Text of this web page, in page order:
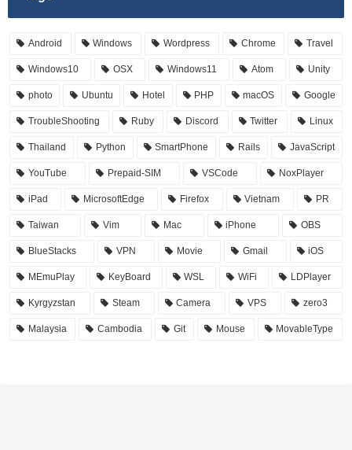
Android Windows Wordpress Chrome Travel
Windows10 OSX Windows11 Atom Unity
photo Ubuntu Hotel PHP macOS Google
TroubleShooting Ruby Discord Twitter Linux
Thailand Python SmartPhone Rails JavaScript
YouTube Prepaid-SIM VSCode NoxPlayer
iPad MicrosoftEdge Firefox Vietnam PR
Taiwan Vim Mac iPhone OBS
BlueStacks VPN Movie Gmail iOS
MEmuPlay KeyBoard WSL WiFi LDPlayer
Kyrgyzstan Steam Camera VPS zero3
Malaysia Cambodia Git Mouse MovableType